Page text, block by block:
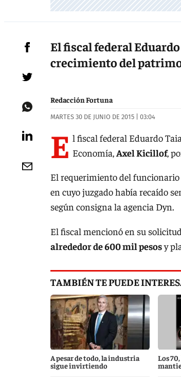
El fiscal federal
crecimiento del
Redacción Fortuna
MARTES 30 DE JUNIO DE 2015 | 03:04
E l fiscal federal Eduardo
Economía,Axel Kicillof,
El requerimiento del
en cuyo juzgado había recaído
según consigna la agencia Dyn.
El fiscal mencionó en su
alrededor de 600 mil pesosy
TAMBIÉN TE PUEDE
A pesar de todo, la industria
sigue invirtiendo
Los